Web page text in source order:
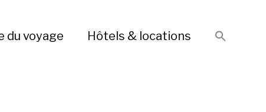
du voyage Hôtels & locations